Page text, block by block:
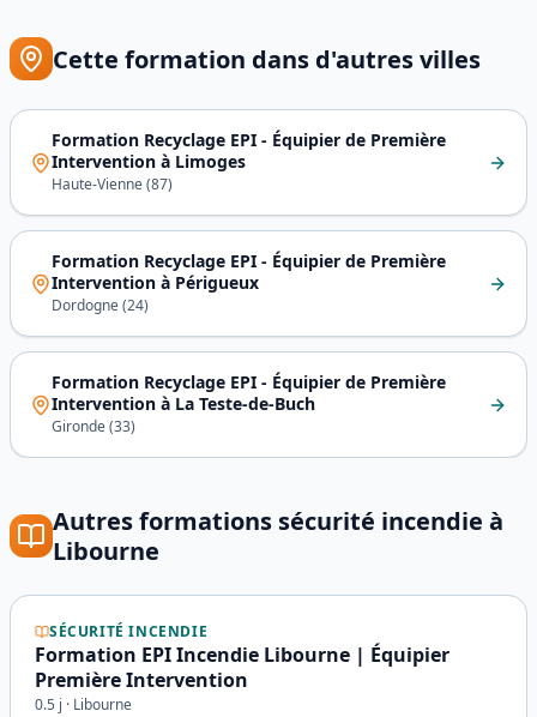
Cette formation dans d'autres villes
Formation Recyclage EPI - Équipier de Première
Intervention à Limoges
Haute-Vienne(87)
Formation Recyclage EPI - Équipier de Première
Intervention à Périgueux
Dordogne(24)
Formation Recyclage EPI - Équipier de Première
Intervention à La Teste-de-Buch
Gironde(33)
Autres formations sécurité incendie à
Libourne
SÉCURITÉ INCENDIE
Formation EPI Incendie Libourne | Équipier
Première Intervention
0.5 j · Libourne